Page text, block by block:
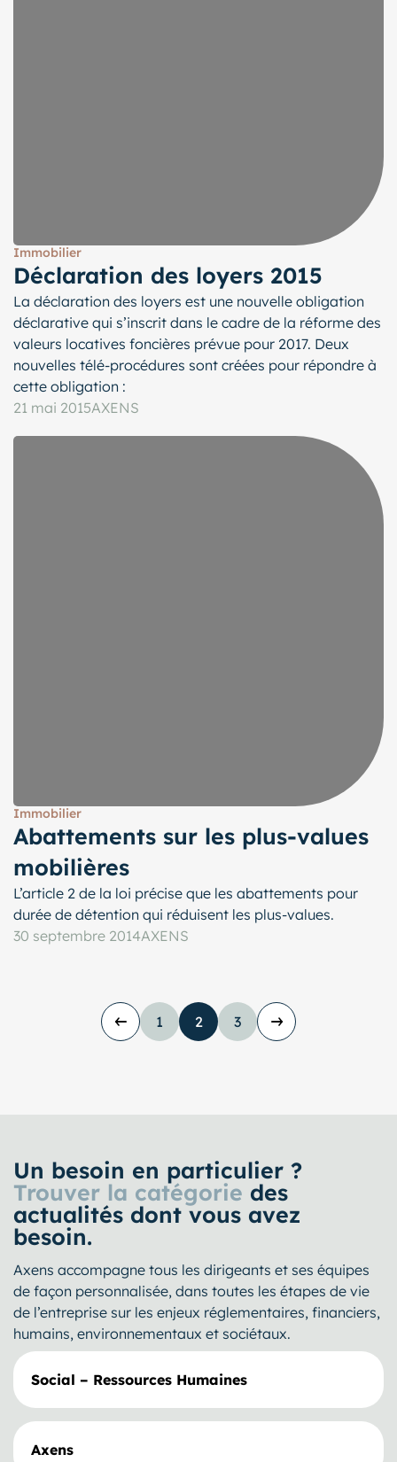
Immobilier
Déclaration des loyers 2015
La déclaration des loyers est une nouvelle obligation
déclarative qui s’inscrit dans le cadre de la réforme des
valeurs locatives foncières prévue pour 2017. Deux
nouvelles télé-procédures sont créées pour répondre à
cette obligation :
21 mai 2015AXENS
Immobilier
Abattements sur les plus-values
mobilières
L’article 2 de la loi précise que les abattements pour
durée de détention qui réduisent les plus-values.
30 septembre 2014AXENS
PAGE PRÉCÉDENTE
PREMIÈRE PAGE
1 PAGE NUMÉRO
2 PAGE NUMÉRO
3 PAGE SUIVANTE
Un besoin en particulier ?
Trouver la catégorie des
actualités dont vous avez
besoin.
Axens accompagne tous les dirigeants et ses équipes
de façon personnalisée, dans toutes les étapes de vie
de l’entreprise sur les enjeux réglementaires, financiers,
humains, environnementaux et sociétaux.
Social – Ressources Humaines
Axens